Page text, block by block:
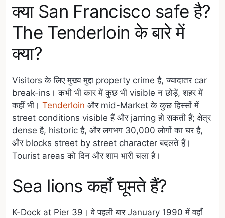
क्या San Francisco safe है?
The Tenderloin के बारे में
क्या?
Visitors के लिए मुख्य मुद्दा property crime है, ज्यादातर car
break-ins। कभी भी कार में कुछ भी visible न छोड़ें, शहर में
कहीं भी। Tenderloin और mid-Market के कुछ हिस्सों में
street conditions visible हैं और jarring हो सकती हैं; क्षेत्र
dense है, historic है, और लगभग 30,000 लोगों का घर है,
और blocks street by street character बदलते हैं।
Tourist areas को दिन और शाम भारी चला है।
Sea lions कहाँ घूमते हैं?
K-Dock at Pier 39। वे पहली बार January 1990 में वहाँ